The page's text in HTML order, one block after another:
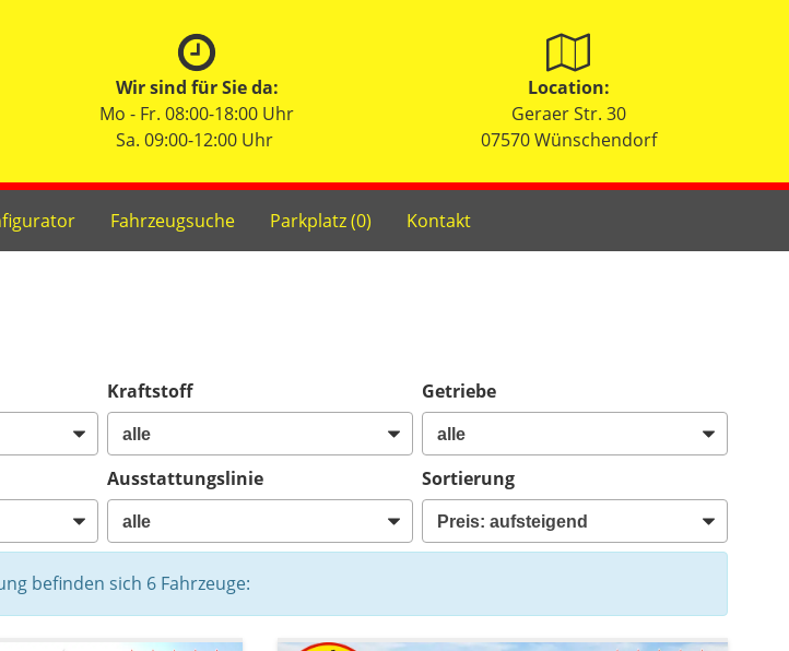
Wir sind für Sie da:
Mo - Fr. 08:00-18:00 Uhr
Sa. 09:00-12:00 Uhr
Location:
Geraer Str. 30
07570 Wünschendorf
Fahrzeugsuche Parkplatz (0) Kontakt
Kraftstoff Getriebe
Ausstattungslinie Sortierung
befinden sich 6Fahrzeuge: